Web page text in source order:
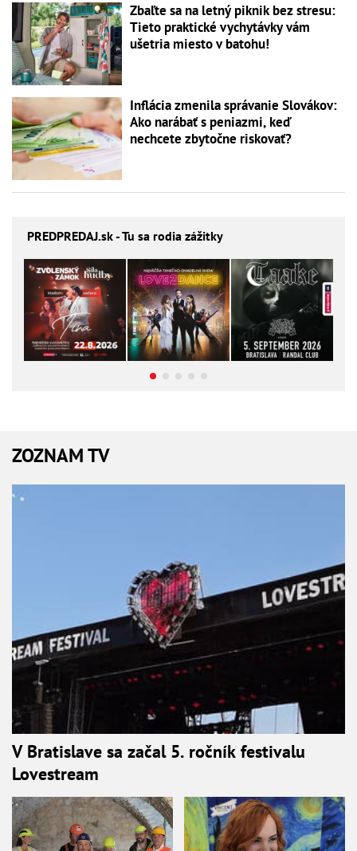
Zbaľte sa na letný piknik bez stresu:
Tieto praktické vychytávky vám
ušetria miesto v batohu!
Inflácia zmenila správanie Slovákov:
Ako narábať s peniazmi, keď
nechcete zbytočne riskovať?
PREDPREDAJ.sk - Tu sa rodia zážitky
ZOZNAM TV
V Bratislave sa začal 5. ročník festivalu
Lovestream